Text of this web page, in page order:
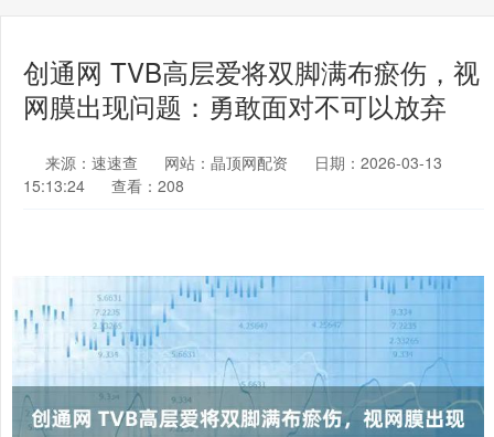
创通网 TVB高层爱将双脚满布瘀伤，视
网膜出现问题：勇敢面对不可以放弃
来源：速速查 网站：晶顶网配资
日期：2026-03-13
15:13:24
查看：208